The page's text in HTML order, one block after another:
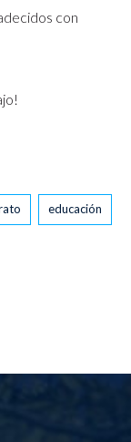
con
educación